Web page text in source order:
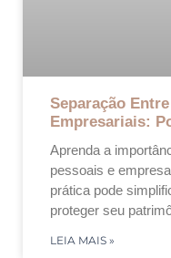
Separação
Empresariais:
Aprenda a
pessoais e
prática pode
proteger seu
LEIA MAIS »